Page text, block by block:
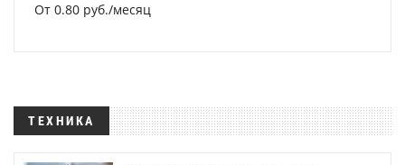
От 0.80 руб./месяц
ТЕХНИКА